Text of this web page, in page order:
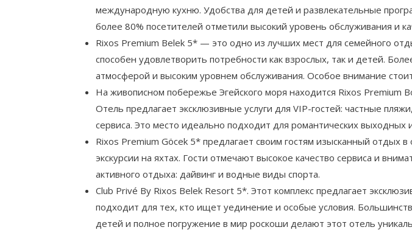
международную кухню. Удобства для детей и развлекательные
более 80% посетителей отметили высокий уровень обслуживания и
Rixos Premium Belek 5* — это одно из лучших мест для семейного
способен удовлетворить потребности как взрослых, так и детей.
атмосферой и высоким уровнем обслуживания. Особое внимание
На живописном побережье Эгейского моря находится Rixos
Отель предлагает эксклюзивные услуги для VIP-гостей: частные
сервиса. Это место идеально подходит для романтических выходных
Rixos Premium Göcek 5* предлагает своим гостям изысканный отдых
экскурсии на яхтах. Гости отмечают высокое качество сервиса и
активного отдыха: дайвинг и водные виды спорта.
Club Privé By Rixos Belek Resort 5*. Этот комплекс предлагает
подходит для тех, кто ищет уединение и особые условия.
детей и полное погружение в мир роскоши делают этот отель